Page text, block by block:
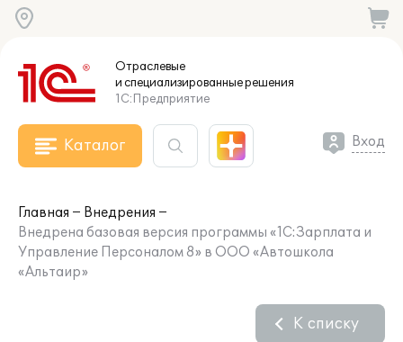
Отраслевые
и специализированныерешения
1С:Предприятие
Каталог Вход
Главная
Внедрения
Внедрена базовая версия программы «1С:Зарплата и
Управление Персоналом 8» в ООО «Автошкола
«Альтаир»
К списку